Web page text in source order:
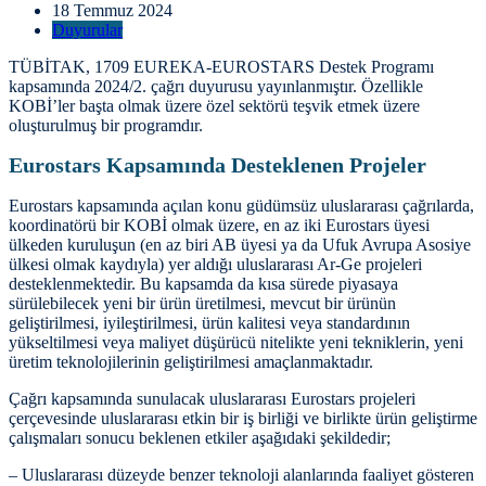
18 Temmuz 2024
Duyurular
TÜBİTAK, 1709 EUREKA-EUROSTARS Destek Programı
kapsamında 2024/2. çağrı duyurusu yayınlanmıştır. Özellikle
KOBİ’ler başta olmak üzere özel sektörü teşvik etmek üzere
oluşturulmuş bir programdır.
Eurostars Kapsamında Desteklenen Projeler
Eurostars kapsamında açılan konu güdümsüz uluslararası çağrılarda,
koordinatörü bir KOBİ olmak üzere, en az iki Eurostars üyesi
ülkeden kuruluşun (en az biri AB üyesi ya da Ufuk Avrupa Asosiye
ülkesi olmak kaydıyla) yer aldığı uluslararası Ar-Ge projeleri
desteklenmektedir. Bu kapsamda da kısa sürede piyasaya
sürülebilecek yeni bir ürün üretilmesi, mevcut bir ürünün
geliştirilmesi, iyileştirilmesi, ürün kalitesi veya standardının
yükseltilmesi veya maliyet düşürücü nitelikte yeni tekniklerin, yeni
üretim teknolojilerinin geliştirilmesi amaçlanmaktadır.
Çağrı kapsamında sunulacak uluslararası Eurostars projeleri
çerçevesinde uluslararası etkin bir iş birliği ve birlikte ürün geliştirme
çalışmaları sonucu beklenen etkiler aşağıdaki şekildedir;
– Uluslararası düzeyde benzer teknoloji alanlarında faaliyet gösteren